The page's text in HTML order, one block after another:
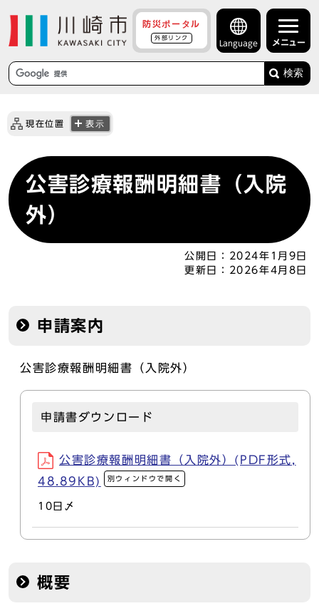
防災ポータル
外部リンク
Language メニュー
検索
現在位置 表示
公害診療報酬明細書（入院
外）
公開日：
2024年1月9日
更新日：
2026年4月8日
申請案内
公害診療報酬明細書（入院外）
申請書ダウンロード
公害診療報酬明細書（入院外）(PDF形式,
48.89KB)
別ウィンドウで開く
10日〆
概要